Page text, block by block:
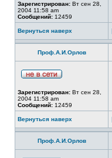
Зарегистрирован: Вт сен 28,
2004 11:58 am
Сообщений: 12459
Вернуться наверх
Проф.А.И.Орлов
Зарегистрирован: Вт сен 28,
2004 11:58 am
Сообщений: 12459
Вернуться наверх
Проф.А.И.Орлов